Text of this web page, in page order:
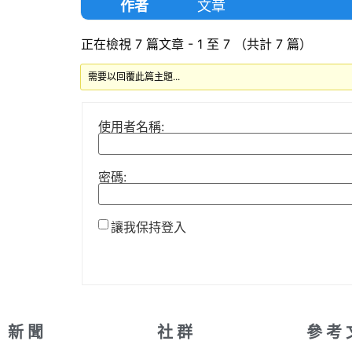
作者 文章
正在檢視 7 篇文章 - 1 至 7 （共計 7 篇）
需要以回覆此篇主題...
使用者名稱:
密碼:
讓我保持登入
新 聞 社 群 參 考